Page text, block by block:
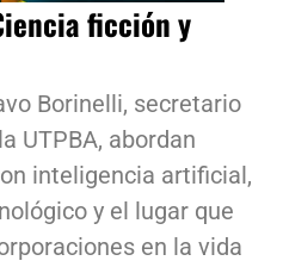
ficción y
Borinelli, secretario
UTPBA, abordan
inteligencia artificial,
y el lugar que
en la vida